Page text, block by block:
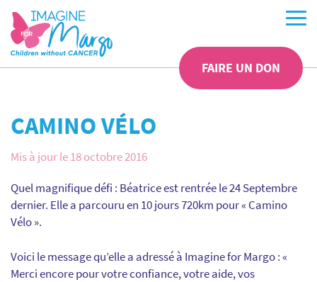
FAIRE UN DON
CAMINO VÉLO
Mis à jour le 18 octobre 2016
Quel magnifique défi : Béatrice est rentrée le 24 Septembre
dernier. Elle a parcouru en 10 jours 720km pour « Camino
Vélo ».
Voici le message qu’elle a adressé à Imagine for Margo : «
Merci encore pour votre confiance, votre aide, vos